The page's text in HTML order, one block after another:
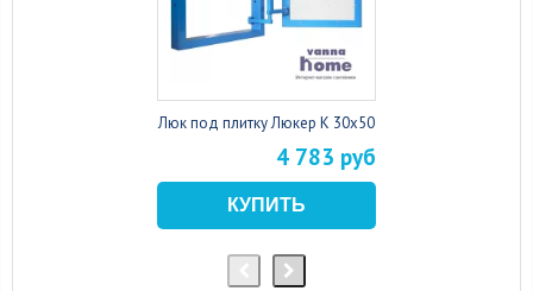
Люк под плитку Люкер К 30x50
4 783 руб